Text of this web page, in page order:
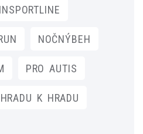
INSPORTLINE
NOČNÝBEH
PRO AUTIS
K HRADU